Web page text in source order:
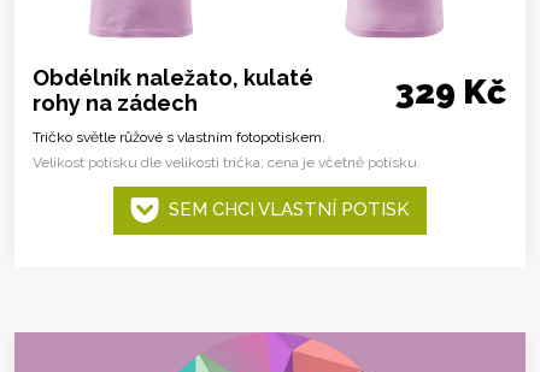
Obdélník naležato, kulaté
rohy na zádech
329 Kč
Tričko světle růžové s vlastním fotopotiskem.
Velikost potisku dle velikosti trička, cena je včetně potisku.
SEM CHCI VLASTNÍ POTISK